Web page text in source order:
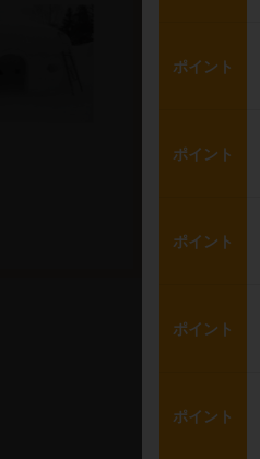
ポイント
ポイント
ポイント
ポイント
ポイント